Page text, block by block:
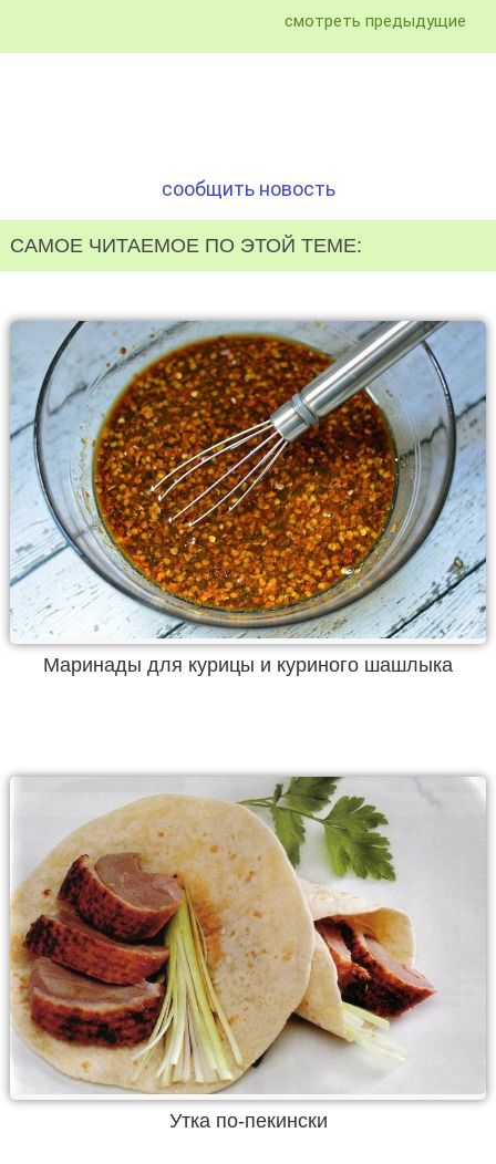
смотреть предыдущие
сообщить новость
САМОЕ ЧИТАЕМОЕ ПО ЭТОЙ ТЕМЕ:
Маринады для курицы и куриного шашлыка
Утка по-пекински